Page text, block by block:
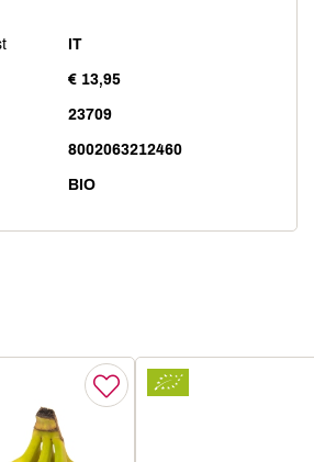
IT
€ 13,95
23709
8002063212460
BIO